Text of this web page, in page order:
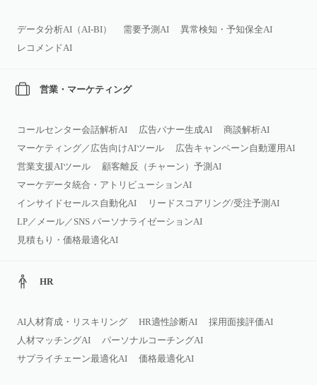
データ分析AI（AI‑BI） 需要予測AI
異常検知・予知保全AI
レコメンドAI
営業・マーケティング
コールセンター会話解析AI 広告バナー生成AI
商談解析AI
マーケティング／広告向けAIツール
広告キャンペーン自動運用AI
営業支援AIツール
顧客離反（チャーン）予測AI
マーケデータ統合・アトリビューションAI
インサイドセールス自動化AI
リードスコアリング/受注予測AI
LP／メール／SNS パーソナライゼーションAI
見積もり・価格最適化AI
HR
AI人材育成・リスキリング HR適性診断AI
採用面接評価AI
人材マッチングAI
パーソナルコーチングAI
サプライチェーン最適化AI
価格最適化AI